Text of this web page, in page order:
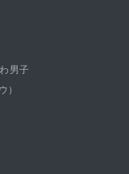
男子
）